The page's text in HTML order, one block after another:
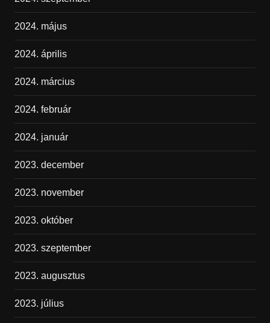
2024. május
2024. április
2024. március
2024. február
2024. január
2023. december
2023. november
2023. október
2023. szeptember
2023. augusztus
2023. július